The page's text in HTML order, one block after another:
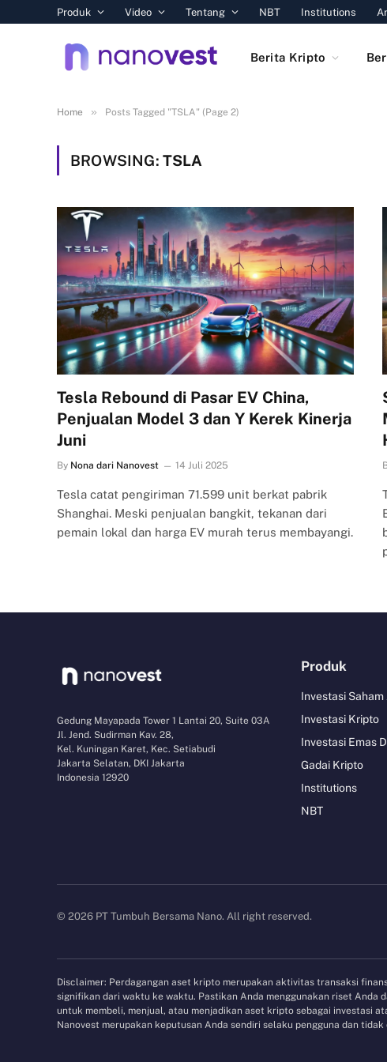
Produk Video Tentang NBT Institutions
Berita Kripto
Home » Posts Tagged "TSLA" (Page 2)
BROWSING: TSLA
Tesla Rebound di Pasar EV China,
Penjualan Model 3 dan Y Kerek Kinerja
Juni
By Nona dari Nanovest 14 Juli 2025
Tesla catat pengiriman 71.599 unit berkat pabrik
Shanghai. Meski penjualan bangkit, tekanan dari
pemain lokal dan harga EV murah terus membayangi.
Gedung Mayapada Tower 1 Lantai 20, Suite 03A
Jl. Jend. Sudirman Kav. 28,
Kel. Kuningan Karet, Kec. Setiabudi
Jakarta Selatan, DKI Jakarta
Indonesia 12920
Produk
Investasi Saham
Investasi Kripto
Investasi Emas
Gadai Kripto
Institutions
NBT
© 2026 PT Tumbuh Bersama Nano. All right reserved.
Disclaimer: Perdagangan aset kripto merupakan aktivitas transaksi
signifikan dari waktu ke waktu. Pastikan Anda menggunakan riset Anda
untuk membeli, menjual, atau menjadikan aset kripto sebagai investasi
Nanovest merupakan keputusan Anda sendiri selaku pengguna dan